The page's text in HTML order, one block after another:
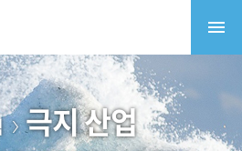
극지 산업